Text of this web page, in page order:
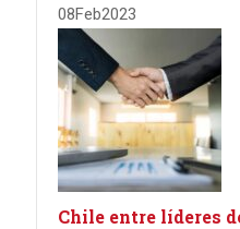
08Feb2023
Chile entre líderes